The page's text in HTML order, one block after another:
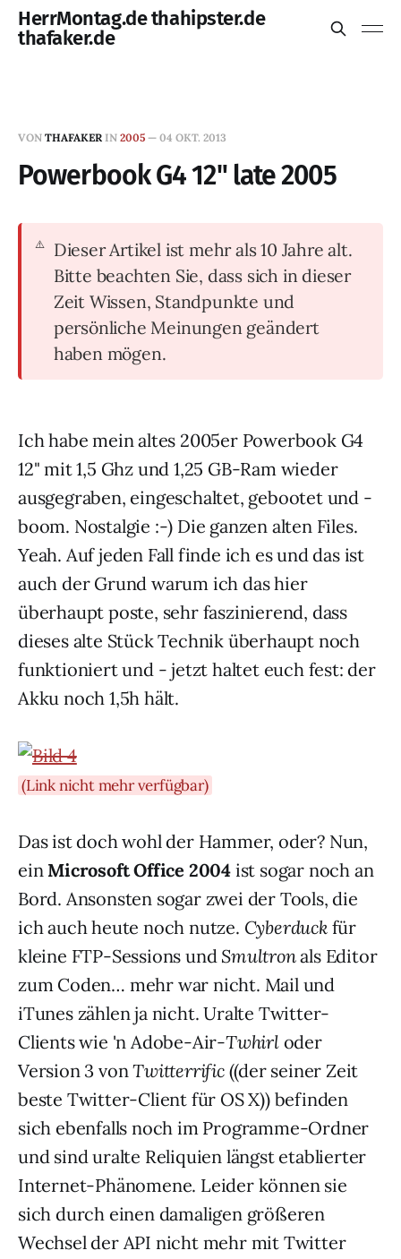
HerrMontag.de thahipster.de
thafaker.de
VON THAFAKER IN 2005 — 04 OKT. 2013
Powerbook G4 12" late 2005
Dieser Artikel ist mehr als 10 Jahre alt.
Bitte beachten Sie, dass sich in dieser
Zeit Wissen, Standpunkte und
persönliche Meinungen geändert
haben mögen.
Ich habe mein altes 2005er Powerbook G4
12" mit 1,5 Ghz und 1,25 GB-Ram wieder
ausgegraben, eingeschaltet, gebootet und -
boom. Nostalgie :-) Die ganzen alten Files.
Yeah. Auf jeden Fall finde ich es und das ist
auch der Grund warum ich das hier
überhaupt poste, sehr faszinierend, dass
dieses alte Stück Technik überhaupt noch
funktioniert und - jetzt haltet euch fest: der
Akku noch 1,5h hält.
(Link nicht mehr verfügbar)
Das ist doch wohl der Hammer, oder? Nun,
ein Microsoft Office 2004 ist sogar noch an
Bord. Ansonsten sogar zwei der Tools, die
ich auch heute noch nutze. Cyberduckfür
kleine FTP-Sessions und Smultronals Editor
zum Coden… mehr war nicht. Mail und
iTunes zählen ja nicht. Uralte Twitter-
Clients wie 'n Adobe-Air-Twhirloder
Version 3 vonTwitterrific((der seiner Zeit
beste Twitter-Client für OS X)) befinden
sich ebenfalls noch im Programme-Ordner
und sind uralte Reliquien längst etablierter
Internet-Phänomene. Leider können sie
sich durch einen damaligen größeren
Wechsel der API nicht mehr mit Twitter